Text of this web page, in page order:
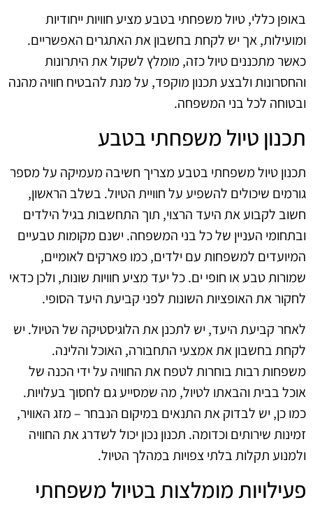
באופן כללי, טיול משפחתי בטבע מציע חוויות ייחודיות
ומועילות, אך יש לקחת בחשבון את האתגרים האפשריים.
כאשר מתכננים טיול כזה, מומלץ לשקול את היתרונות
והחסרונות ולבצע תכנון מוקפד, על מנת להבטיח חוויה מהנה
ובטוחה לכל בני המשפחה.
תכנון טיול משפחתי בטבע
תכנון טיול משפחתי בטבע מצריך חשיבה מעמיקה על מספר
גורמים שיכולים להשפיע על חוויית הטיול. בשלב הראשון,
חשוב לקבוע את היעד הרצוי, תוך התחשבות בגיל הילדים
ובתחומי העניין של כל בני המשפחה. ישנם מקומות טבעיים
המיועדים למשפחות עם ילדים, כמו פארקים לאומיים,
שמורות טבע או חופי ים. כל יעד מציע חוויות שונות, ולכן כדאי
לחקור את האופציות השונות לפני קביעת היעד הסופי.
לאחר קביעת היעד, יש לתכנן את הלוגיסטיקה של הטיול. יש
לקחת בחשבון את אמצעי התחבורה, האוכל והלינה.
משפחות רבות בוחרות לטפח את החוויה על ידי הכנה של
אוכל בבית והבאתו לטיול, מה שמסייע גם לחסוך בעלויות.
כמו כן, יש לבדוק את התנאים במיקום הנבחר – מזג האוויר,
זמינות שירותים וכדומה. תכנון נכון יכול לשדרג את החוויה
ולמנוע תקלות בלתי צפויות במהלך הטיול.
פעילויות מומלצות בטיול משפחתי